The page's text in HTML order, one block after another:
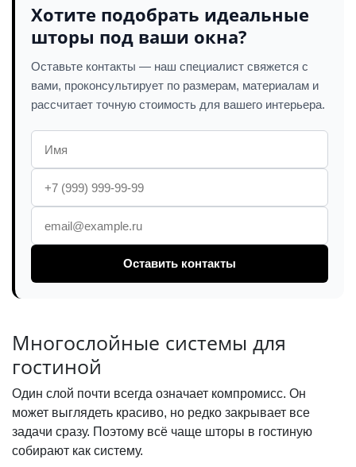
Хотите подобрать идеальные
шторы под ваши окна?
Оставьте контакты — наш специалист свяжется с
вами, проконсультирует по размерам, материалам и
рассчитает точную стоимость для вашего интерьера.
Оставить контакты
Многослойные системы для
гостиной
Один слой почти всегда означает компромисс. Он
может выглядеть красиво, но редко закрывает все
задачи сразу. Поэтому всё чаще шторы в гостиную
собирают как систему.